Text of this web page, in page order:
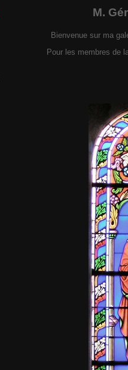
M.
Bienvenue sur ma
Pour les membres de